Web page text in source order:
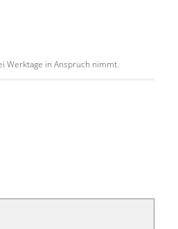
Werktage in Anspruch nimmt.